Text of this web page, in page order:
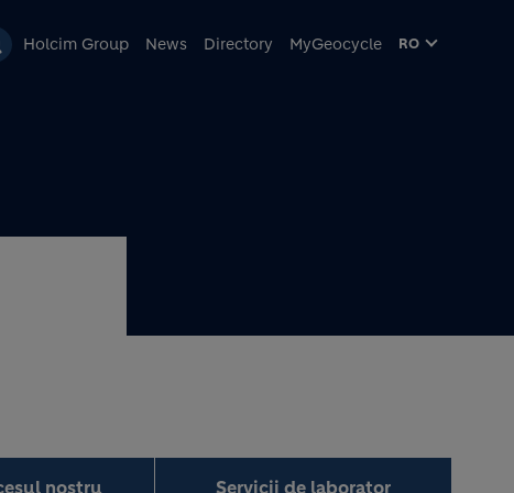
Holcim Group News Directory MyGeocycle RO
nostru Servicii de laborator